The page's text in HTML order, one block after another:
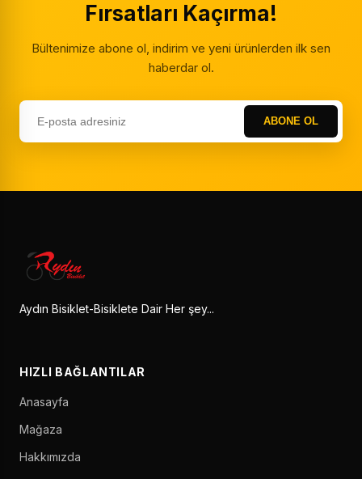
Fırsatları Kaçırma!
Bültenimize abone ol, indirim ve yeni ürünlerden ilk sen
haberdar ol.
ABONE OL
Aydın Bisiklet-Bisiklete Dair Her şey...
HIZLI BAĞLANTILAR
Anasayfa
Mağaza
Hakkımızda